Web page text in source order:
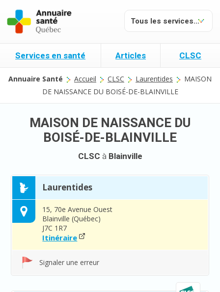
Services en santé Articles CLSC
Annuaire Santé Accueil CLSC Laurentides
MAISON
DE NAISSANCE DU BOISÉ-DE-BLAINVILLE
MAISON DE NAISSANCE DU
BOISÉ-DE-BLAINVILLE
CLSC à Blainville
Laurentides
15, 70e Avenue Ouest
Blainville (Québec)
J7C 1R7
Itinéraire
Signaler une erreur